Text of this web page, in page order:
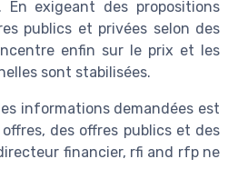
exigeant des propositions
publics et privées selon des
enfin sur le prix et les
sont stabilisées.
informations demandées est
des offres publics et des
financier, rfi and rfp ne